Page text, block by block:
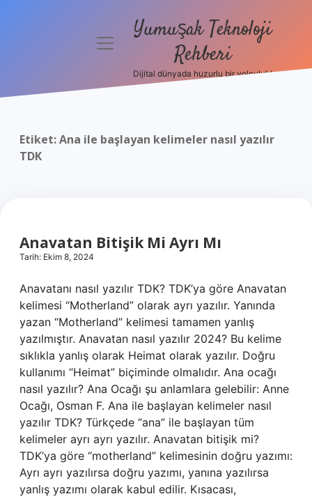
Politikası
menüyüYumuşak Teknoloji
Rehberi
Dijital dünyada huzurlu bir yolculuk!
Etiket:Ana ile başlayan kelimeler nasıl yazılır
TDK
Anavatan Bitişik Mi Ayrı Mı
Tarih: Ekim 8, 2024
Anavatanı nasıl yazılır TDK? TDK’ya göre Anavatan
kelimesi “Motherland” olarak ayrı yazılır. Yanında
yazan “Motherland” kelimesi tamamen yanlış
yazılmıştır. Anavatan nasıl yazılır 2024? Bu kelime
sıklıkla yanlış olarak Heimat olarak yazılır. Doğru
kullanımı “Heimat” biçiminde olmalıdır. Ana ocağı
nasıl yazılır? Ana Ocağı şu anlamlara gelebilir: Anne
Ocağı, Osman F. Ana ile başlayan kelimeler nasıl
yazılır TDK? Türkçede “ana” ile başlayan tüm
kelimeler ayrı ayrı yazılır. Anavatan bitişik mi?
TDK’ya göre “motherland” kelimesinin doğru yazımı:
Ayrı ayrı yazılırsa doğru yazımı, yanına yazılırsa
yanlış yazımı olarak kabul edilir. Kısacası,